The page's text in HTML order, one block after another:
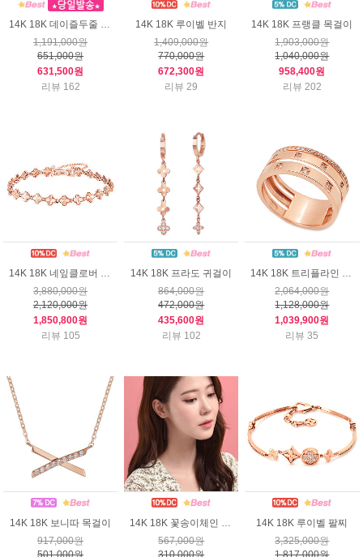
14K 18K 데이즐두줄 팔찌
1,191,000원
651,000원
631,500원
리뷰 162
14K 18K 루이벨 반지
1,409,000원
770,000원
672,300원
리뷰 29
14K 18K 프랭클 목걸이
1,903,000원
1,040,000원
958,400원
리뷰 202
14K 18K 네잎클로버 팔찌
3,880,000원
2,120,000원
1,850,800원
리뷰 105
14K 18K 프라도 귀걸이
864,000원
472,000원
435,600원
리뷰 102
14K 18K 트리플라인 반지
2,064,000원
1,128,000원
1,039,900원
리뷰 35
14K 18K 보니따 목걸이
917,000원
501,000원
567,000원
310,000원
14K 18K 루이벨 팔찌
3,325,000원
1,817,000원